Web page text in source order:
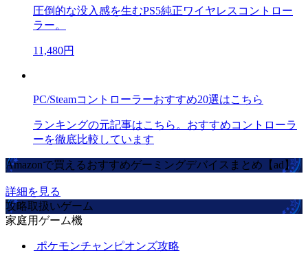
圧倒的な没入感を生むPS5純正ワイヤレスコントロー
ラー。
11,480円
PC/Steamコントローラーおすすめ20選はこちら
ランキングの元記事はこちら。おすすめコントローラ
ーを徹底比較しています
Amazonで買えるおすすめゲーミングデバイスまとめ【ad】
詳細を見る
攻略取扱いゲーム
家庭用ゲーム機
ポケモンチャンピオンズ攻略